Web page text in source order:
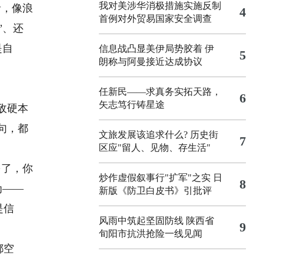
像浪
、还
硬本
，都
，你
——
信
空
我对美涉华消极措施实施反制
首例对外贸易国家安全调查
4
信息战凸显美伊局势胶着 伊
朗称与阿曼接近达成协议
5
任新民——求真务实拓天路，
矢志笃行铸星途
6
文旅发展该追求什么? 历史街
区应"留人、见物、存生活"
7
炒作虚假叙事行"扩军"之实 日
新版《防卫白皮书》引批评
8
风雨中筑起坚固防线 陕西省
旬阳市抗洪抢险一线见闻
9